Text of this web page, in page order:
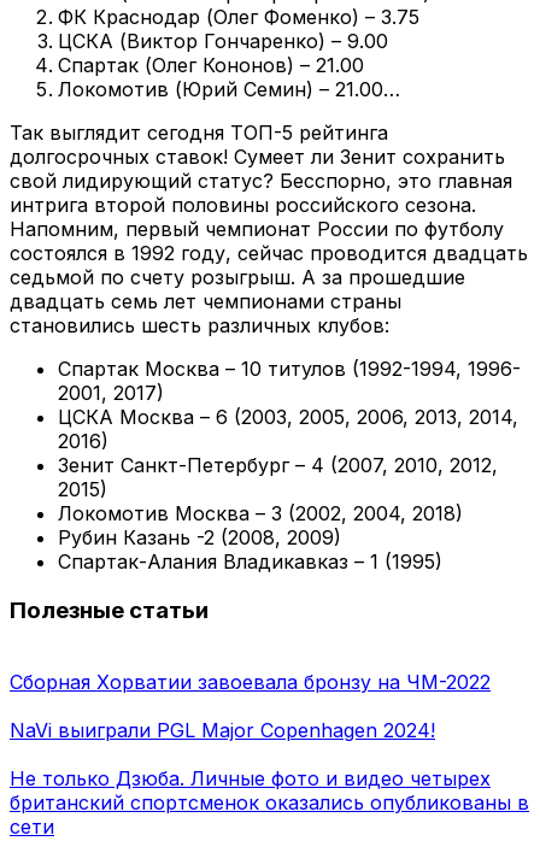
ФК Краснодар (Олег Фоменко) – 3.75
ЦСКА (Виктор Гончаренко) – 9.00
Спартак (Олег Кононов) – 21.00
Локомотив (Юрий Семин) – 21.00…
Так выглядит сегодня ТОП-5 рейтинга
долгосрочных ставок! Сумеет ли Зенит сохранить
свой лидирующий статус? Бесспорно, это главная
интрига второй половины российского сезона.
Напомним, первый чемпионат России по футболу
состоялся в 1992 году, сейчас проводится двадцать
седьмой по счету розыгрыш. А за прошедшие
двадцать семь лет чемпионами страны
становились шесть различных клубов:
Спартак Москва – 10 титулов (1992-1994, 1996-
2001, 2017)
ЦСКА Москва – 6 (2003, 2005, 2006, 2013, 2014,
2016)
Зенит Санкт-Петербург – 4 (2007, 2010, 2012,
2015)
Локомотив Москва – 3 (2002, 2004, 2018)
Рубин Казань -2 (2008, 2009)
Спартак-Алания Владикавказ – 1 (1995)
Полезные статьи
Сборная Хорватии завоевала бронзу на ЧМ-2022
NaVi выиграли PGL Major Copenhagen 2024!
Не только Дзюба. Личные фото и видео четырех
британский спортсменок оказались опубликованы в
сети